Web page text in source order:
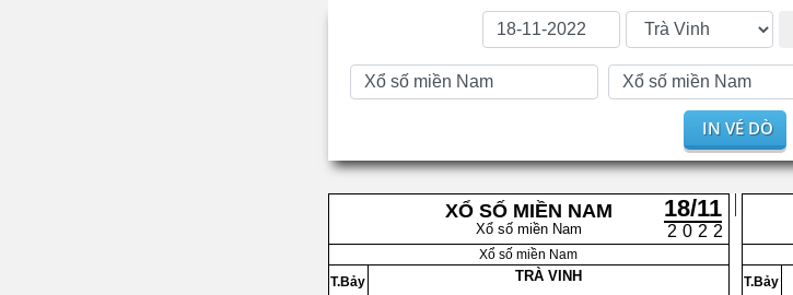
IN VÉ DÒ
XỔ SỐ MIỀN NAM
Xổ số miền Nam
18/11
2022
Xổ số miền Nam
T.Bảy
TRÀ VINH
T.Bảy